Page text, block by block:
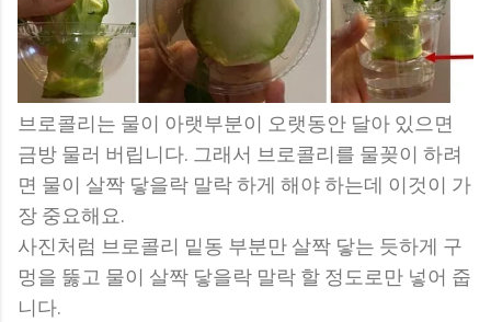
브로콜리는 물이 아랫부분이 오랫동안 달아 있으면
금방 물러 버립니다. 그래서 브로콜리를 물꽂이 하려
면 물이 살짝 닿을락 말락 하게 해야 하는데 이것이 가
장 중요해요.
사진처럼 브로콜리 밑동 부분만 살짝 닿는 듯하게 구
멍을 뚫고 물이 살짝 닿을락 말락 할 정도로만 넣어 줍
니다.